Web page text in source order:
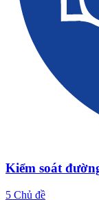
Kiểm soát
5 Chủ đề